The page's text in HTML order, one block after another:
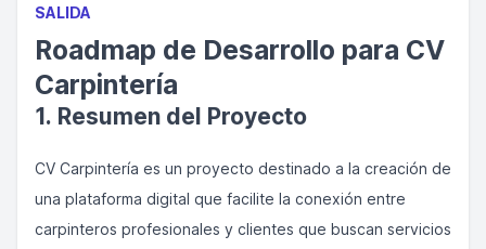
SALIDA
Roadmap de Desarrollo para CV
Carpintería
1. Resumen del Proyecto
CV Carpintería es un proyecto destinado a la creación de
una plataforma digital que facilite la conexión entre
carpinteros profesionales y clientes que buscan servicios